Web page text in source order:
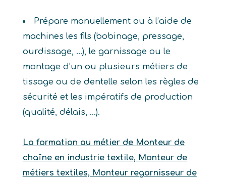
Prépare manuellement ou à l’aide de
machines les fils (bobinage, pressage,
ourdissage, …), le garnissage ou le
montage d’un ou plusieurs métiers de
tissage ou de dentelle selon les règles de
sécurité et les impératifs de production
(qualité, délais, …).
La formation au métier de Monteur de
chaîne en industrie textile, Monteur de
métiers textiles, Monteur regarnisseur de